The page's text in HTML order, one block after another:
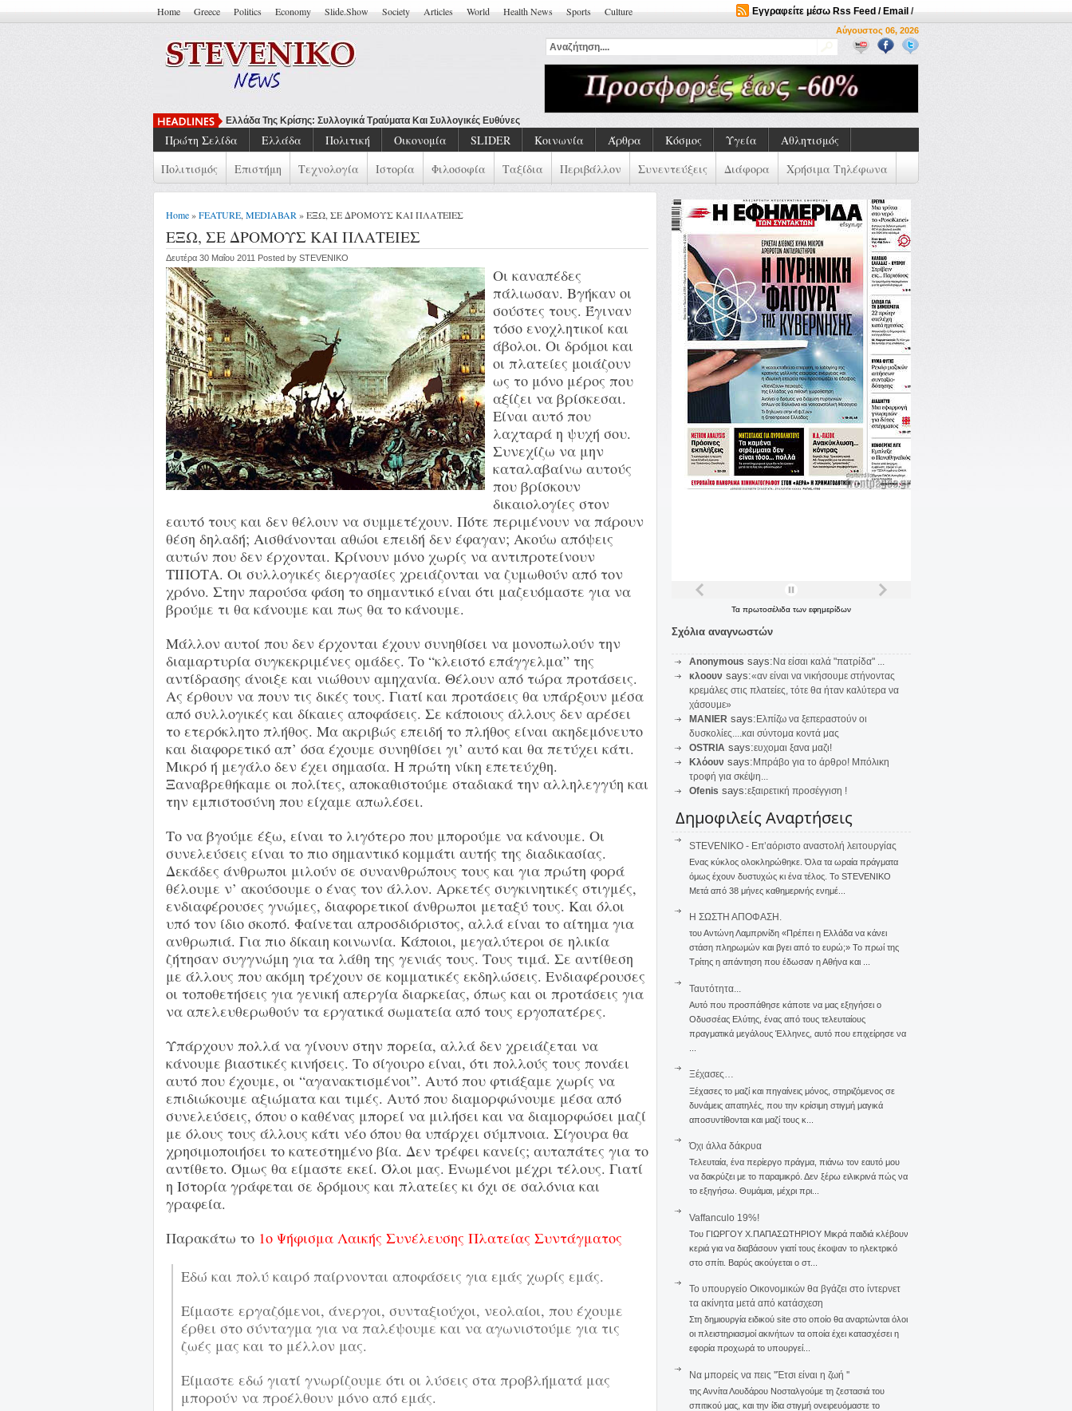
Home Greece Politics Economy Slide.Show Society Articles World Health News Sports Culture Εγγραφείτε μέσω Rss Feed / Email /
Αύγουστος 06, 2026
Να Μπορείς Να
Πρώτη Σελίδα Ελλάδα Πολιτική Οικονομία SLIDER Κοινωνία Άρθρα Κόσμος Υγεία
Αθλητισμός
Πολιτισμός
Επιστήμη Τεχνολογία Ιστορία Φιλοσοφία Ταξίδια Περιβάλλον Συνεντεύξεις Διάφορα Χρήσιμα Τηλέφωνα
Home»FEATURE MEDIABAR » ΕΞΩ, ΣΕ ΔΡΟΜΟΥΣ ΚΑΙ ΠΛΑΤΕΙΕΣ
ΕΞΩ, ΣΕ ΔΡΟΜΟΥΣ ΚΑΙ ΠΛΑΤΕΙΕΣ
Δευτέρα 30 Μαΐου 2011 Posted by STEVENIKO
Oι καναπέδες
πάλιωσαν. Βγήκαν οι
σούστες τους. Έγιναν
τόσο ενοχλητικοί και
άβολοι. Οι δρόμοι και
οι πλατείες μοιάζουν
ως το μόνο μέρος που
αξίζει να βρίσκεσαι.
Είναι αυτό που
λαχταρά η ψυχή σου.
Συνεχίζω να μην
καταλαβαίνω αυτούς
που βρίσκουν
δικαιολογίες στον
εαυτό τους και δεν θέλουν να συμμετέχουν. Πότε περιμένουν να πάρουν
θέση δηλαδή; Αισθάνονται αθώοι επειδή δεν έφαγαν; Aκούω απόψεις
αυτών που δεν έρχονται. Κρίνουν μόνο χωρίς να αντιπροτείνουν
ΤΙΠΟΤΑ. Οι συλλογικές διεργασίες χρειάζονται να ζυμωθούν από τον
χρόνο. Στην παρούσα φάση το σημαντικό είναι ότι μαζευόμαστε για να
βρούμε τι θα κάνουμε και πως θα το κάνουμε.
Μάλλον αυτοί που δεν έρχονται έχουν συνηθίσει να μονοπωλούν την
διαμαρτυρία συγκεκριμένες ομάδες. Το “κλειστό επάγγελμα” της
αντίδρασης άνοιξε και νιώθουν αμηχανία. Θέλουν από τώρα προτάσεις.
Ας έρθουν να πουν τις δικές τους. Γιατί και προτάσεις θα υπάρξουν μέσα
από συλλογικές και δίκαιες αποφάσεις. Σε κάποιους άλλους δεν αρέσει
το ετερόκλητο πλήθος. Μα ακριβώς επειδή το πλήθος είναι ακηδεμόνευτο
και διαφορετικό απ’ όσα έχουμε συνηθίσει γι’ αυτό και θα πετύχει κάτι.
Μικρό ή μεγάλο δεν έχει σημασία. Η πρώτη νίκη επετεύχθη.
Ξαναβρεθήκαμε οι πολίτες, αποκαθιστούμε σταδιακά την αλληλεγγύη και
την εμπιστοσύνη που είχαμε απωλέσει.
Το να βγούμε έξω, είναι το λιγότερο που μπορούμε να κάνουμε. Οι
συνελεύσεις είναι το πιο σημαντικό κομμάτι αυτής της διαδικασίας.
Δεκάδες άνθρωποι μιλούν σε συνανθρώπους τους και για πρώτη φορά
θέλουμε ν’ ακούσουμε ο ένας τον άλλον. Αρκετές συγκινητικές στιγμές,
ενδιαφέρουσες γνώμες, διαφορετικοί άνθρωποι μεταξύ τους. Και όλοι
υπό τον ίδιο σκοπό. Φαίνεται απροσδιόριστος, αλλά είναι το αίτημα για
ανθρωπιά. Για πιο δίκαιη κοινωνία. Κάποιοι, μεγαλύτεροι σε ηλικία
ζήτησαν συγγνώμη για τα λάθη της γενιάς τους. Τους τιμά. Σε αντίθεση
με άλλους που ακόμη τρέχουν σε κομματικές εκδηλώσεις. Ενδιαφέρουσες
οι τοποθετήσεις για γενική απεργία διαρκείας, όπως και οι προτάσεις για
να απελευθερωθούν τα εργατικά σωματεία από τους εργοπατέρες.
Υπάρχουν πολλά να γίνουν στην πορεία, αλλά δεν χρειάζεται να
κάνουμε βιαστικές κινήσεις. Το σίγουρο είναι, ότι πολλούς τους πονάει
αυτό που έχουμε, οι “αγανακτισμένοι”. Αυτό που φτιάξαμε χωρίς να
επιδιώκουμε αξιώματα και τιμές. Αυτό που διαμορφώνουμε μέσα από
συνελεύσεις, όπου ο καθένας μπορεί να μιλήσει και να διαμορφώσει μαζί
με όλους τους άλλους κάτι νέο όπου θα υπάρχει σύμπνοια. Σίγουρα θα
χρησιμοποιήσει το κατεστημένο βία. Δεν τρέφει κανείς; αυταπάτες για το
αντίθετο. Όμως θα είμαστε εκεί. Όλοι μας. Ενωμένοι μέχρι τέλους. Γιατί
η Ιστορία γράφεται σε δρόμους και πλατείες κι όχι σε σαλόνια και
γραφεία.
Παρακάτω το 1ο Ψήφισμα Λαικής Συνέλευσης Πλατείας Συντάγματος
Εδώ και πολύ καιρό παίρνονται αποφάσεις για εμάς χωρίς εμάς.
Είμαστε εργαζόμενοι, άνεργοι, συνταξιούχοι, νεολαίοι, που έχουμε
έρθει στο σύνταγμα για να παλέψουμε και να αγωνιστούμε για τις
ζωές μας και το μέλλον μας.
Είμαστε εδώ γιατί γνωρίζουμε ότι οι λύσεις στα προβλήματά μας
μπορούν να προέλθουν μόνο από εμάς.
Τα πρωτοσέλιδα των εφημερίδων
Σχόλια αναγνωστών
Anonymous says: Να είσαι καλά "πατρίδα" ...
κλοουν says:«αν είναι να νικήσουμε στήνοντας
κρεμάλες στις πλατείες, τότε θα ήταν καλύτερα να
χάσουμε»
MANIER says: Ελπίζω να ξεπεραστούν οι
δυσκολίες....και σύντομα κοντά μας
OSTRIA says:ευχομαι ξανα μαζι!
Κλόουν says: Μπράβο για το άρθρο! Μπόλικη
τροφή για σκέψη...
Ofenis says:εξαιρετική προσέγγιση !
Δημοφιλείς Αναρτήσεις
STEVENIKO - Επ’αόριστο αναστολή λειτουργίας
Ενας κύκλος ολοκληρώθηκε. Όλα τα ωραία πράγματα
όμως έχουν δυστυχώς κι ένα τέλος. Το STEVENIKO
Μετά από 38 μήνες καθημερινής ενημέ...
Η ΣΩΣΤΗ ΑΠΟΦΑΣΗ.
του Αντώνη Λαμπρινίδη «Πρέπει η Ελλάδα να κάνει
στάση πληρωμών και βγει από το ευρώ;» Το πρωί της
Τρίτης η απάντηση που έδωσαν η Αθήνα και ...
Ταυτότητα...
Αυτό που προσπάθησε κάποτε να μας εξηγήσει ο
Οδυσσέας Ελύτης, ένας από τους τελευταίους
πραγματικά μεγάλους Έλληνες, αυτό που επιχείρησε να
Ξέχασες…
Ξέχασες το μαζί και πηγαίνεις μόνος, στηριζόμενος σε
δυνάμεις απατηλές, που την κρίσιμη στιγμή μαγικά
αποσυντίθονται και μαζί τους κ...
Όχι άλλα δάκρυα
Τελευταία, ένα περίεργο πράγμα, πιάνω τον εαυτό μου
να δακρύζει με το παραμικρό. Δεν ξέρω ειλικρινά πώς να
το εξηγήσω. Θυμάμαι, μέχρι πρι...
Vaffanculo 19%!
Του ΓΙΩΡΓΟΥ Χ.ΠΑΠΑΣΩΤΗΡΙΟΥ Μικρά παιδιά κλέβουν
κεριά για να διαβάσουν γιατί τους έκοψαν το ηλεκτρικό
στο σπίτι. Βαρύς ακούγεται ο στ...
To υπουργείο Οικονομικών θα βγάζει στο ίντερνετ
τα ακίνητα μετά από κατάσχεση
Στη δημιουργία ειδικού site στο οποίο θα αναρτώνται όλοι
οι πλειστηριασμοί ακινήτων τα οποία έχει κατασχέσει η
εφορία προχωρά το υπουργεί...
Να μπορείς να πεις ''Έτσι είναι η ζωή ''
της Αννίτα Λουδάρου Νοσταλγούμε τη ζεστασιά του
σπιτικού μας, και την ίδια στιγμή ονειρευόμαστε το